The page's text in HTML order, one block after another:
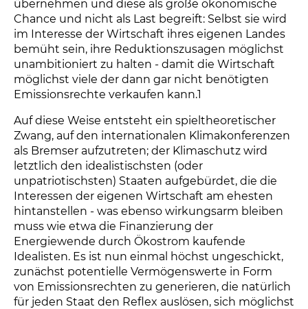
übernehmen und diese als große ökonomische
Chance und nicht als Last begreift: Selbst sie wird
im Interesse der Wirtschaft ihres eigenen Landes
bemüht sein, ihre Reduktionszusagen möglichst
unambitioniert zu halten - damit die Wirtschaft
möglichst viele der dann gar nicht benötigten
Emissionsrechte verkaufen kann.1
Auf diese Weise entsteht ein spieltheoretischer
Zwang, auf den internationalen Klimakonferenzen
als Bremser aufzutreten; der Klimaschutz wird
letztlich den idealistischsten (oder
unpatriotischsten) Staaten aufgebürdet, die die
Interessen der eigenen Wirtschaft am ehesten
hintanstellen - was ebenso wirkungsarm bleiben
muss wie etwa die Finanzierung der
Energiewende durch Ökostrom kaufende
Idealisten. Es ist nun einmal höchst ungeschickt,
zunächst potentielle Vermögenswerte in Form
von Emissionsrechten zu generieren, die natürlich
für jeden Staat den Reflex auslösen, sich möglichst